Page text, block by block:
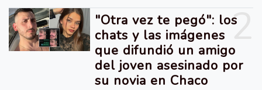
2
"Otra vez te pegó": los
chats y las imágenes
que difundió un amigo
del joven asesinado por
su novia en Chaco